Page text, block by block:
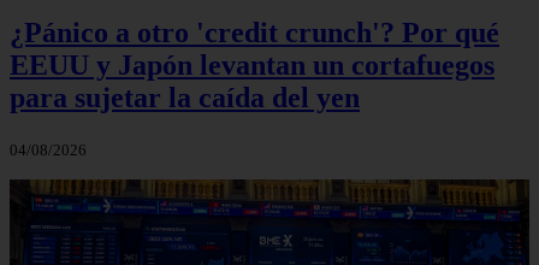
¿Pánico a otro 'credit crunch'? Por qué
EEUU y Japón levantan un cortafuegos
para sujetar la caída del yen
04/08/2026